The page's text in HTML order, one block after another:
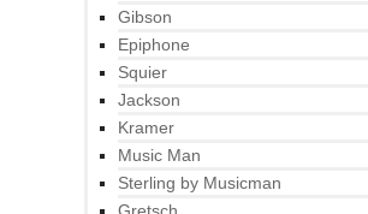
Gibson
Epiphone
Squier
Jackson
Kramer
Music Man
Sterling by Musicman